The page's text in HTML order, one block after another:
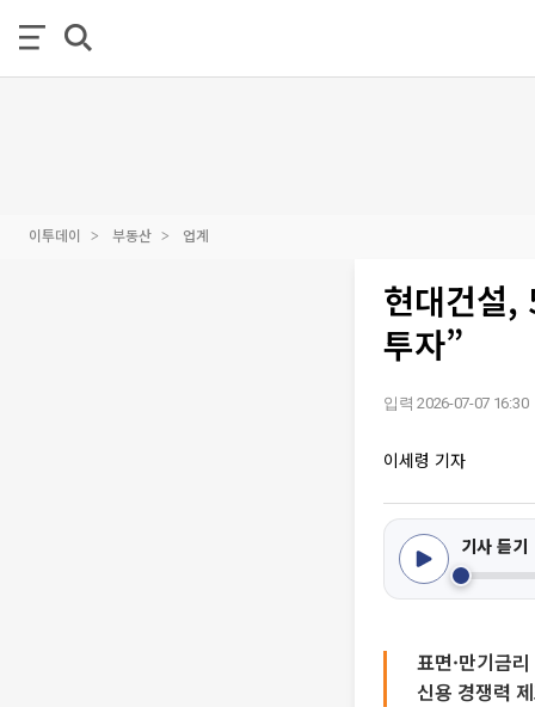
이투데이 부동산 업계
현대건설,
투자”
입력 2026-07-07 16:30
이세령 기자
기사 듣기
표면·만기금
신용 경쟁력